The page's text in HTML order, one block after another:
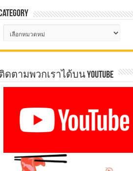
Category
ดตามพวกเราได้บน YOUTUBE